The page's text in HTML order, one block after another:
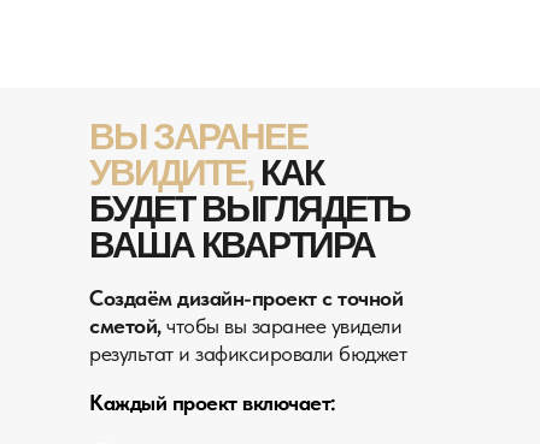
ВЫ ЗАРАНЕЕ
УВИДИТЕ, КАК
БУДЕТ ВЫГЛЯДЕТЬ
ВАША КВАРТИРА
Создаём дизайн-проект с точной
сметой,чтобы вы заранее увидели
результат и зафиксировали бюджет
Каждый проект включает: